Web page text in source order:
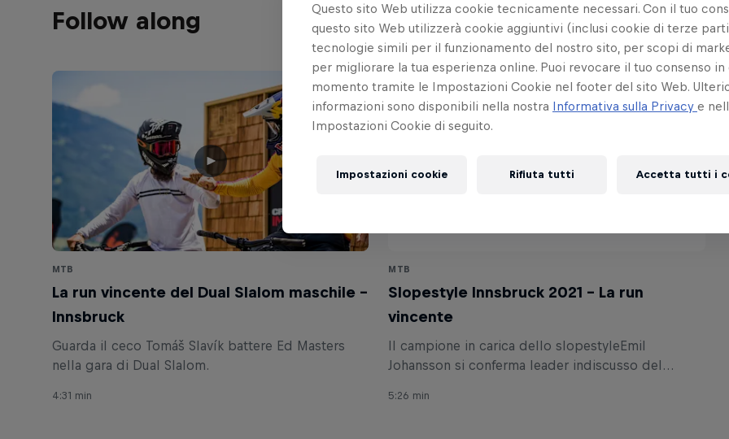
Follow along
MTB
La run vincente del Dual Slalom maschile –
Innsbruck
Guarda il ceco Tomáš Slavík battere Ed Masters
nella gara di Dual Slalom.
4:31 min
MTB
Slopestyle Innsbruck 2021 - La run
vincente
Il campione in carica dello slopestyleEmil
Johansson si conferma leader indiscusso del
5:26 min
Questo sito Web utilizza cookie tecnicamente necessari. Con il tuo
questo sito Web utilizzerà cookie aggiuntivi (inclusi cookie di terze
tecnologie simili per il funzionamento del nostro sito, per scopi di
per migliorare la tua esperienza online. Puoi revocare il tuo consenso in
momento tramite le Impostazioni Cookie nel footer del sito Web.
informazioni sono disponibili nella nostra Informativa sulla Privacy e
Impostazioni Cookie di seguito.
Impostazioni cookie Rifiuta tutti Accetta tutti i